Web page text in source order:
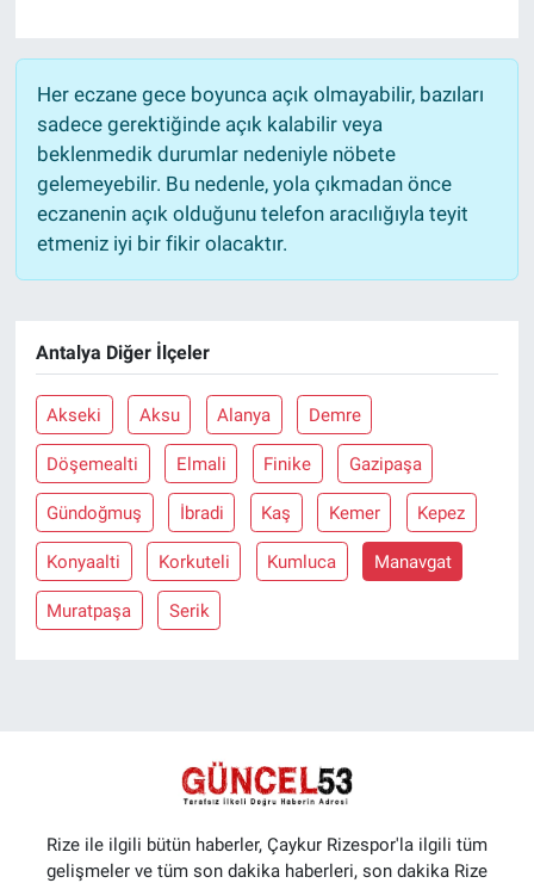
Her eczane gece boyunca açık olmayabilir, bazıları
sadece gerektiğinde açık kalabilir veya
beklenmedik durumlar nedeniyle nöbete
gelemeyebilir. Bu nedenle, yola çıkmadan önce
eczanenin açık olduğunu telefon aracılığıyla teyit
etmeniz iyi bir fikir olacaktır.
Antalya Diğer İlçeler
Akseki Aksu Alanya Demre
Döşemealti Elmali Finike Gazipaşa
Gündoğmuş İbradi Kaş Kemer Kepez
Konyaalti Korkuteli Kumluca Manavgat
Muratpaşa Serik
Rize ile ilgili bütün haberler, Çaykur Rizespor'la ilgili tüm
gelişmeler ve tüm son dakika haberleri, son dakika Rize